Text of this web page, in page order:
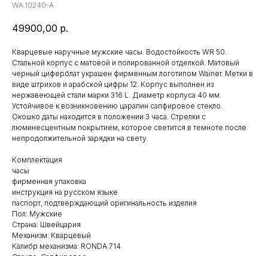
WA.10240-A
49900,00 р.
Кварцевые наручные мужские часы. Водостойкость WR 50.
Стальной корпус с матовой и полированной отделкой. Матовый
черный циферблат украшен фирменным логотипом Wainer. Метки в
виде штрихов и арабской цифры 12. Корпус выполнен из
нержавеющей стали марки 316 L. Диаметр корпуса 40 мм.
Устойчивое к возникновению царапин сапфировое стекло.
Окошко даты находится в положении 3 часа. Стрелки с
люминесцентным покрытием, которое светится в темноте после
непродолжительной зарядки на свету.
Комплектация
часы
фирменная упаковка
инструкция на русском языке
паспорт, подтверждающий оригинальность изделия
Пол: Мужские
Страна: Швейцария
Механизм: Кварцевый
Калибр механизма: RONDA 714